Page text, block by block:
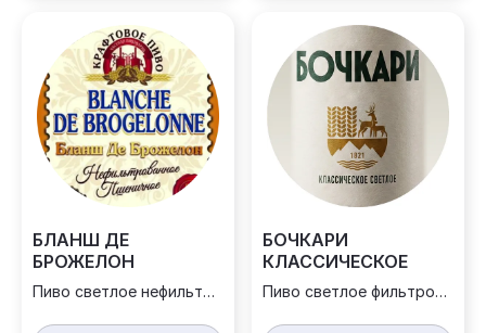
БЛАНШ ДЕ
БРОЖЕЛОН
Пиво светлое нефильтрованное
БОЧКАРИ
КЛАССИЧЕСКОЕ
Пиво светлое фильтрованное